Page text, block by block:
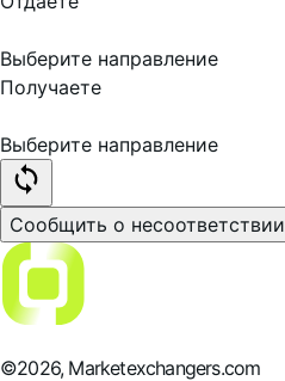
Выберите направление
Получаете
Выберите направление
Сообщить о несоответствии
©2026, Marketexchangers.com